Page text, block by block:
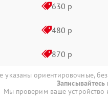
630 р
480 р
870 р
указаны ориентировочные, без
Записывайтесь
Мы проверим ваше устройство